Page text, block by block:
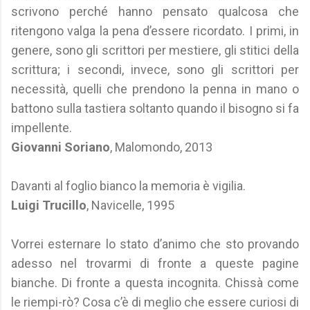
scrivono perché hanno pensato qualcosa che
ritengono valga la pena d’essere ricordato. I primi, in
genere, sono gli scrittori per mestiere, gli stitici della
scrittura; i secondi, invece, sono gli scrittori per
necessità, quelli che prendono la penna in mano o
battono sulla tastiera soltanto quando il bisogno si fa
impellente.
Giovanni Soriano, Malomondo, 2013
Davanti al foglio bianco la memoria è vigilia.
Luigi Trucillo, Navicelle, 1995
Vorrei esternare lo stato d’animo che sto provando
adesso nel trovarmi di fronte a queste pagine
bianche. Di fronte a questa incognita. Chissà come
le riempi-rò? Cosa c’è di meglio che essere curiosi di